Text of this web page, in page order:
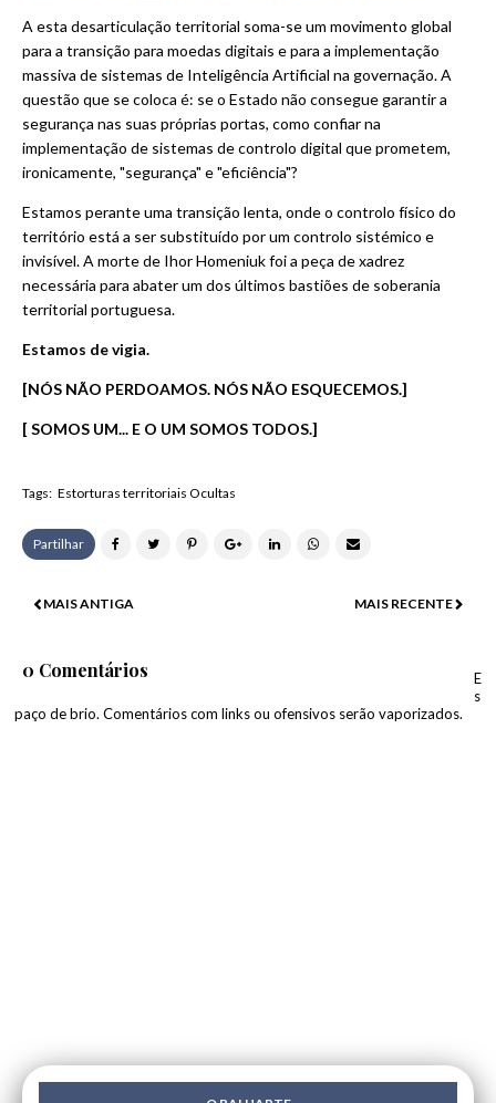
A esta desarticulação territorial soma-se um movimento global
para a transição para moedas digitais e para a implementação
massiva de sistemas de Inteligência Artificial na governação. A
questão que se coloca é: se o Estado não consegue garantir a
segurança nas suas próprias portas, como confiar na
implementação de sistemas de controlo digital que prometem,
ironicamente, "segurança" e "eficiência"?
Estamos perante uma transição lenta, onde o controlo físico do
território está a ser substituído por um controlo sistémico e
invisível. A morte de Ihor Homeniuk foi a peça de xadrez
necessária para abater um dos últimos bastiões de soberania
territorial portuguesa.
Estamos de vigia.
[NÓS NÃO PERDOAMOS. NÓS NÃO ESQUECEMOS.]
[ SOMOS UM... E O UM SOMOS TODOS.]
Tags: Estorturas territoriais Ocultas
Partilhar
MAIS RECENTE
MAIS ANTIGA
0 Comentários
E
s
paço de brio. Comentários com links ou ofensivos serão vaporizados.